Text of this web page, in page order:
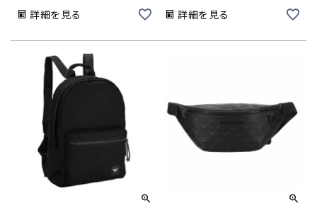
詳細を見る 詳細を見る